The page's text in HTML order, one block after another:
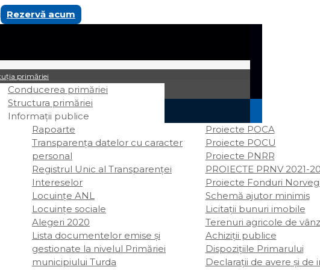
Rezervă acum
primăriei
Conducerea primăriei
Structura primăriei
Informații publice
Rapoarte
Transparența datelor cu caracter
personal
Registrul Unic al Transparenței
Intereselor
Locuințe ANL
Locuințe sociale
Alegeri 2020
Lista documentelor emise și
gestionate la nivelul Primăriei
municipiului Turda
Proiecte POCA
Proiecte POCU
Proiecte PNRR
PROIECTE PRNV 2021-
Proiecte Fonduri
Schemă ajutor minimis
Licitații bunuri imobile
Terenuri agricole de
Achiziții publice
Dispozițiile Primarului
Declarații de avere şi de